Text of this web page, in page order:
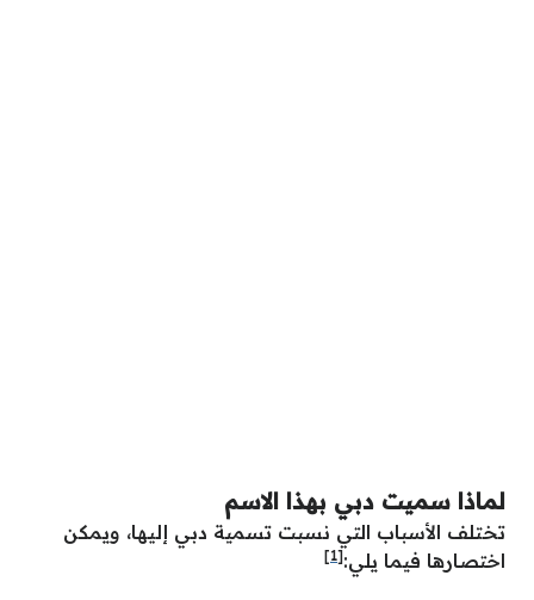
لماذا سميت دبي بهذا الاسم
تختلف الأسباب التي نسبت تسمية دبي إليها، ويمكن
اختصارها فيما يلي:[1]